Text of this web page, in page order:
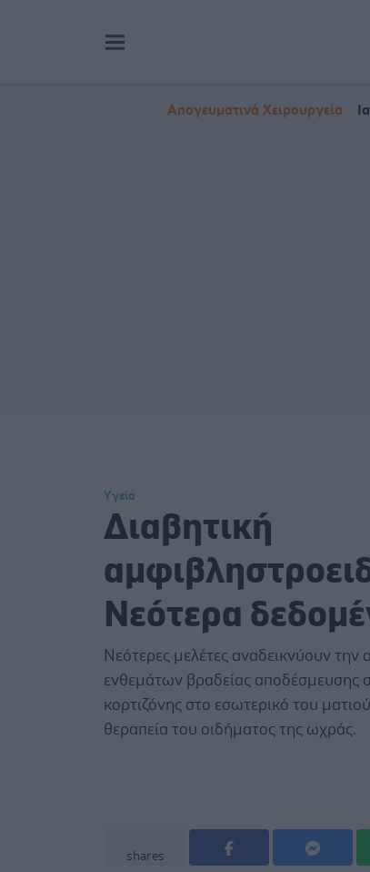
Απογευματινά Χειρουργεία
Υγεία
Διαβητική
Νεότερα
Νεότερες μελέτες αναδεικνύουν την
ενθεμάτων βραδείας αποδέσμευσης
κορτιζόνης στο εσωτερικό του
θεραπεία του οιδήματος της ωχράς.
shares